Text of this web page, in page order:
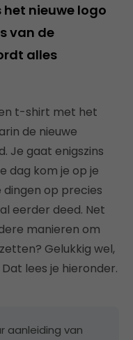
nieuwe logo
van de
alles
t-shirt met het
de nieuwe
Je gaat enigszins
dag kom je op je
op precies
eerder deed. Net
manieren om
Gelukkig wel,
lees je hieronder.
aanleiding van